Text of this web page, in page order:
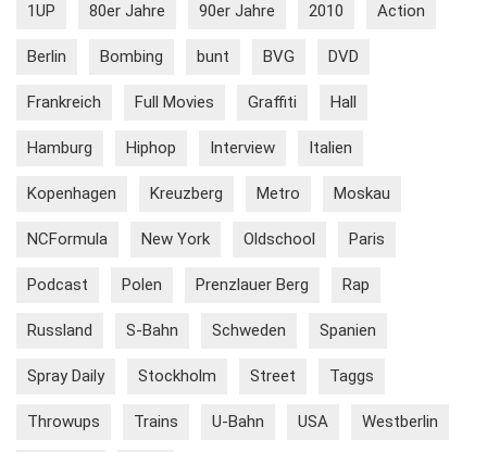
1UP 80er Jahre 90er Jahre 2010 Action
Berlin Bombing bunt BVG DVD
Frankreich Full Movies Graffiti Hall
Hamburg Hiphop Interview Italien
Kopenhagen Kreuzberg Metro Moskau
NCFormula New York Oldschool Paris
Podcast Polen Prenzlauer Berg Rap
Russland S-Bahn Schweden Spanien
Spray Daily Stockholm Street Taggs
Throwups Trains U-Bahn USA Westberlin